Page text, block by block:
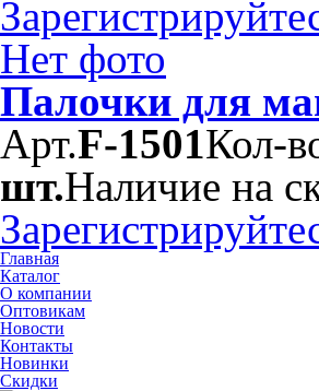
Нет фото
Палочки для
Арт.F-1501Кол-
шт.Наличие на
Главная
Каталог
О компании
Оптовикам
Новости
Контакты
Новинки
Скидки